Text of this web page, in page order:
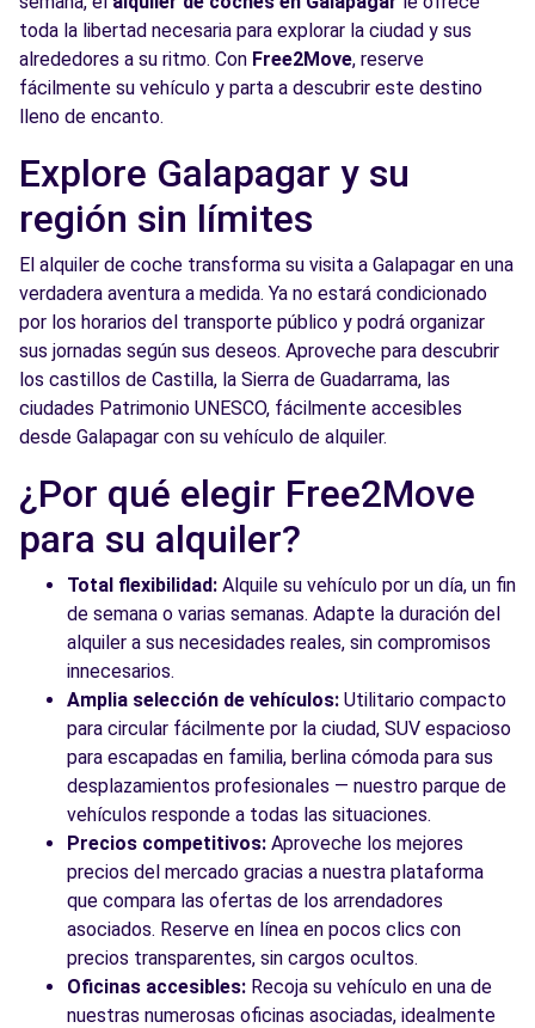
toda la libertad necesaria para explorar la ciudad y sus
alrededores a su ritmo. Con Free2Move, reserve
fácilmente su vehículo y parta a descubrir este destino
lleno de encanto.
Explore Galapagar y su
región sin límites
El alquiler de coche transforma su visita a Galapagar en una
verdadera aventura a medida. Ya no estará condicionado
por los horarios del transporte público y podrá organizar
sus jornadas según sus deseos. Aproveche para descubrir
los castillos de Castilla, la Sierra de Guadarrama, las
ciudades Patrimonio UNESCO, fácilmente accesibles
desde Galapagar con su vehículo de alquiler.
¿Por qué elegir Free2Move
para su alquiler?
Total flexibilidad: Alquile su vehículo por un día, un fin
de semana o varias semanas. Adapte la duración del
alquiler a sus necesidades reales, sin compromisos
innecesarios.
Amplia selección de vehículos: Utilitario compacto
para circular fácilmente por la ciudad, SUV espacioso
para escapadas en familia, berlina cómoda para sus
desplazamientos profesionales — nuestro parque de
vehículos responde a todas las situaciones.
Precios competitivos: Aproveche los mejores
precios del mercado gracias a nuestra plataforma
que compara las ofertas de los arrendadores
asociados. Reserve en línea en pocos clics con
precios transparentes, sin cargos ocultos.
Oficinas accesibles: Recoja su vehículo en una de
nuestras numerosas oficinas asociadas, idealmente